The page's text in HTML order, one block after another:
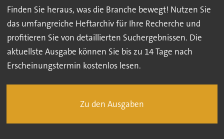
Finden Sie heraus, was die Branche bewegt! Nutzen Sie
das umfangreiche Heftarchiv für Ihre Recherche und
profitieren Sie von detaillierten Suchergebnissen. Die
aktuellste Ausgabe können Sie bis zu 14 Tage nach
Erscheinungstermin kostenlos lesen.
Zu den Ausgaben